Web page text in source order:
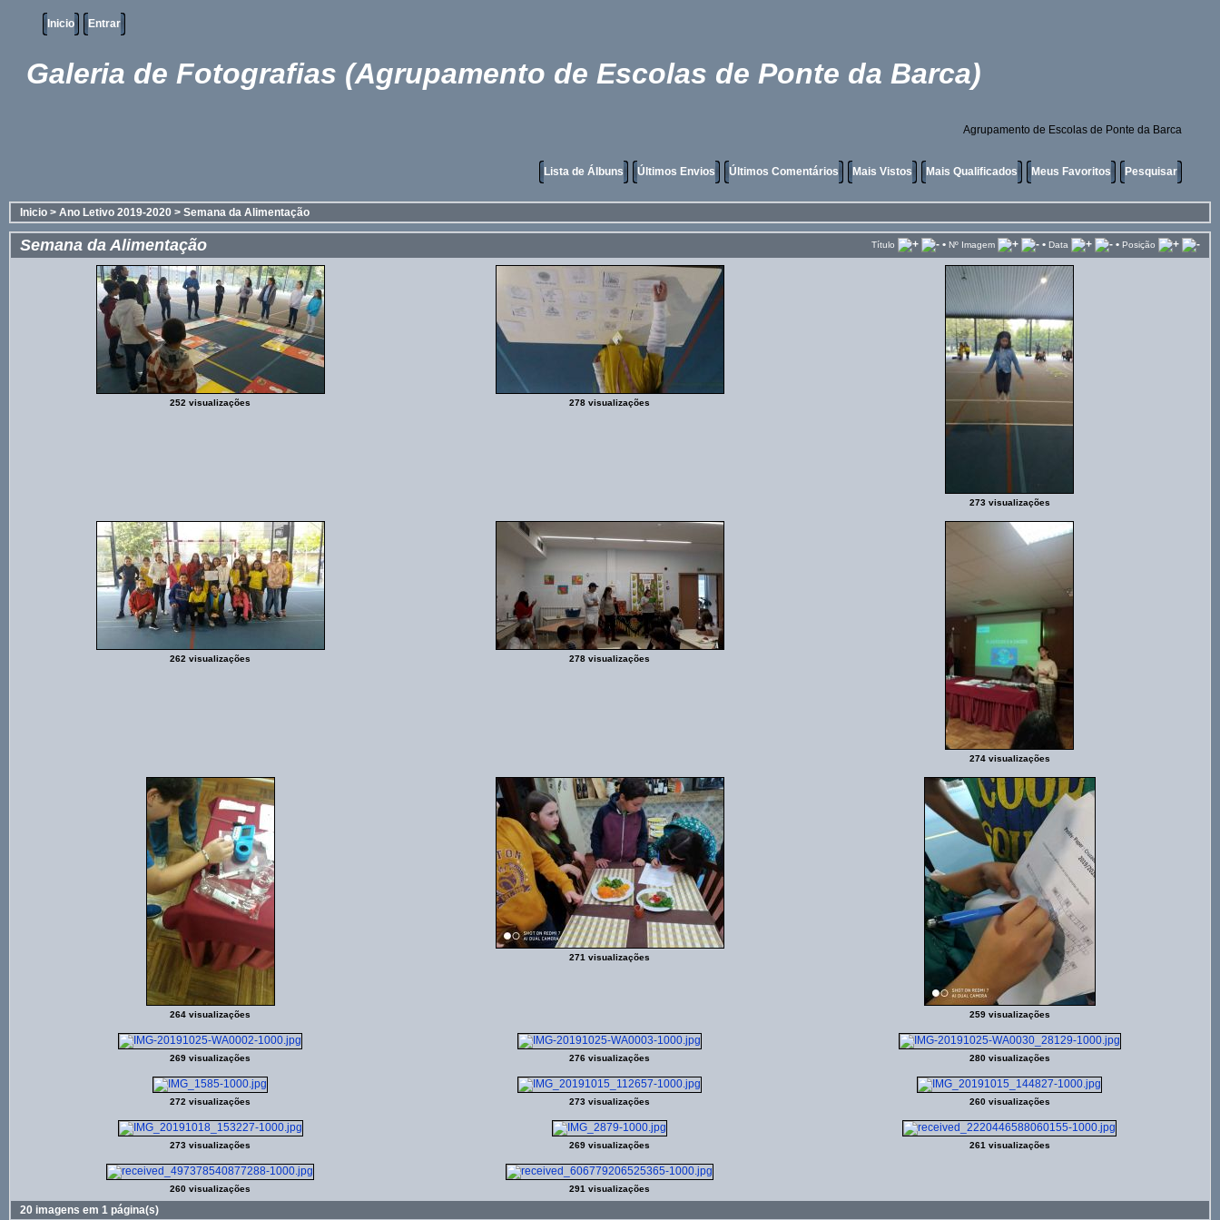
Inicio Entrar
Galeria de Fotografias (Agrupamento de Escolas de Ponte da Barca)
Agrupamento de Escolas de Ponte da Barca
Lista de Álbuns Últimos Envios Últimos Comentários Mais Vistos Mais Qualificados Meus Favoritos Pesquisar
Inicio > Ano Letivo 2019-2020 > Semana da Alimentação
Semana da Alimentação Título • Nº Imagem • Data • Posição
252 visualizações 278 visualizações
273 visualizações
262 visualizações 278 visualizações
274 visualizações
264 visualizações
271 visualizações
259 visualizações
269 visualizações 276 visualizações 280 visualizações
272 visualizações 273 visualizações 260 visualizações
273 visualizações 269 visualizações 261 visualizações
260 visualizações 291 visualizações
20 imagens em 1 página(s)